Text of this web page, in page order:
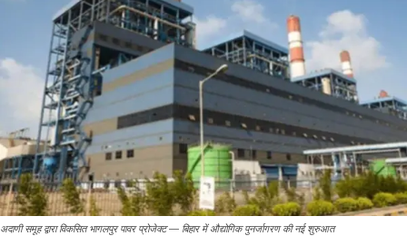
अदाणी समूह द्वारा विकसित भागलपुर पावर प्रोजेक्ट — बिहार में औद्योगिक पुनर्जागरण की नई शुरुआत